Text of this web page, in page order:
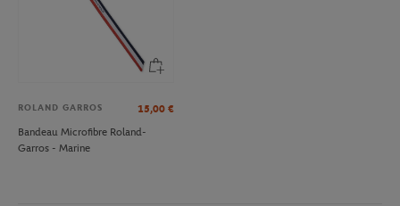
ROLAND GARROS 15,00 €
Bandeau Microfibre Roland-
Garros - Marine